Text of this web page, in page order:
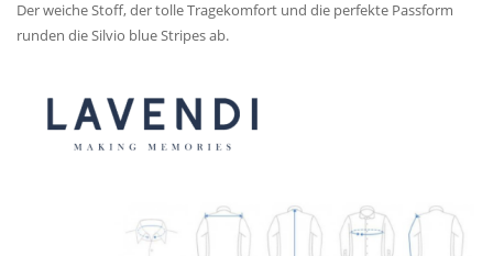
Der weiche Stoff, der tolle Tragekomfort und die perfekte Passform
runden die Silvio blue Stripes ab.